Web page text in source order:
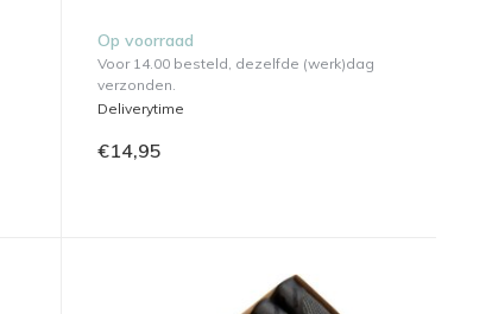
Op voorraad
Voor 14.00 besteld, dezelfde (werk)dag
verzonden.
Deliverytime
€14,95